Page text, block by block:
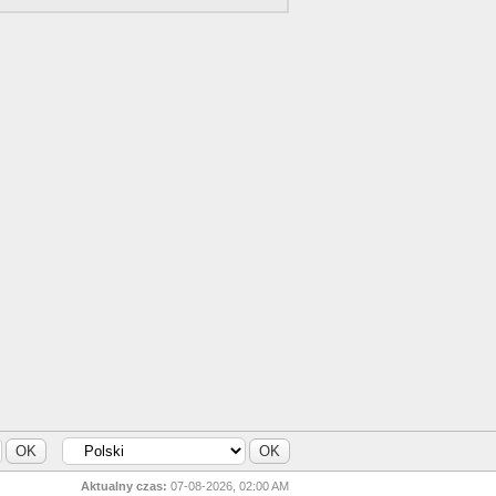
Aktualny czas: 07-08-2026, 02:00 AM